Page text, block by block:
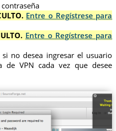
Entre o Regístrese para
Entre o Regístrese para
no desea ingresar el usuario
VPN cada vez que desee